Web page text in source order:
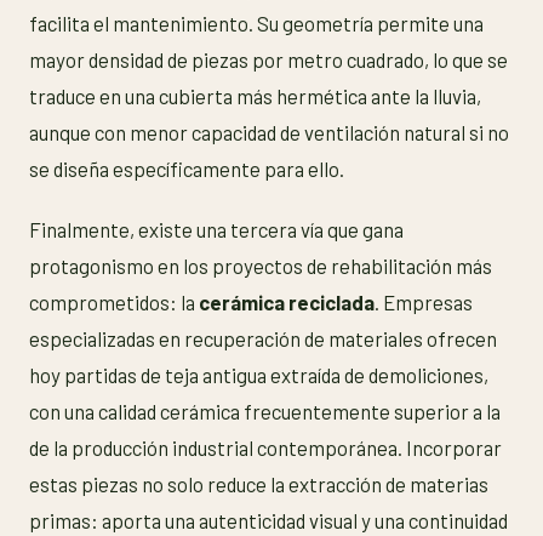
facilita el mantenimiento. Su geometría permite una
mayor densidad de piezas por metro cuadrado, lo que se
traduce en una cubierta más hermética ante la lluvia,
aunque con menor capacidad de ventilación natural si no
se diseña específicamente para ello.
Finalmente, existe una tercera vía que gana
protagonismo en los proyectos de rehabilitación más
comprometidos: la cerámica reciclada . Empresas
especializadas en recuperación de materiales ofrecen
hoy partidas de teja antigua extraída de demoliciones,
con una calidad cerámica frecuentemente superior a la
de la producción industrial contemporánea. Incorporar
estas piezas no solo reduce la extracción de materias
primas: aporta una autenticidad visual y una continuidad